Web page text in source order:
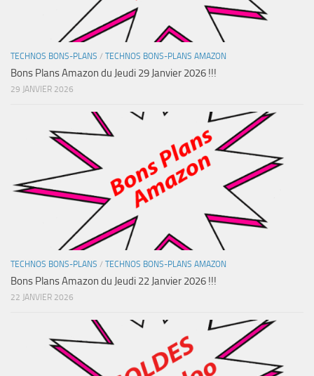
TECHNOS BONS-PLANS / TECHNOS BONS-PLANS AMAZON
Bons Plans Amazon du Jeudi 29 Janvier 2026 !!!
29 JANVIER 2026
TECHNOS BONS-PLANS / TECHNOS BONS-PLANS AMAZON
Bons Plans Amazon du Jeudi 22 Janvier 2026 !!!
22 JANVIER 2026